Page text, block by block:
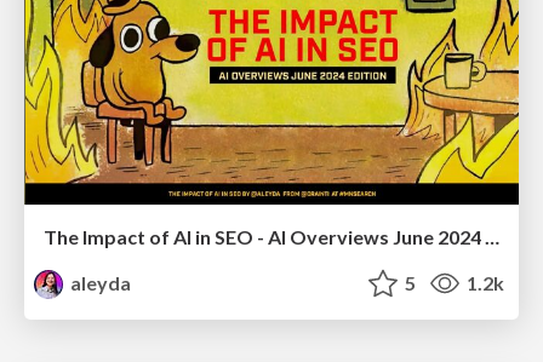
The Impact of AI in SEO - AI Overviews June 2024 Edition
aleyda
5 1.2k